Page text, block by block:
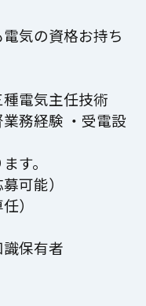
気の資格お持ち
電気主任技術
務経験 ・受電設
す。
可能）
）
保有者